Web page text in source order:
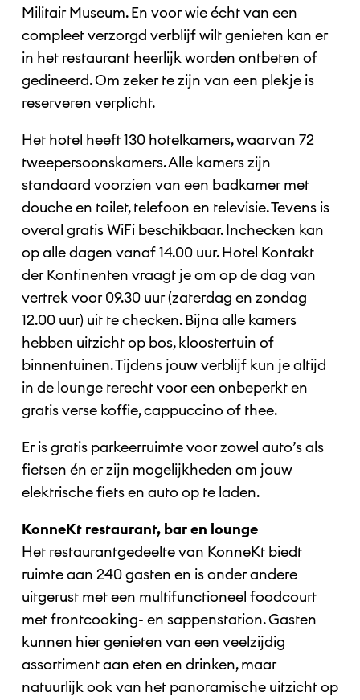
Militair Museum. En voor wie écht van een
compleet verzorgd verblijf wilt genieten kan er
in het restaurant heerlijk worden ontbeten of
gedineerd. Om zeker te zijn van een plekje is
reserveren verplicht.
Het hotel heeft 130 hotelkamers, waarvan 72
tweepersoonskamers. Alle kamers zijn
standaard voorzien van een badkamer met
douche en toilet, telefoon en televisie. Tevens is
overal gratis WiFi beschikbaar. Inchecken kan
op alle dagen vanaf 14.00 uur. Hotel Kontakt
der Kontinenten vraagt je om op de dag van
vertrek voor 09.30 uur (zaterdag en zondag
12.00 uur) uit te checken. Bijna alle kamers
hebben uitzicht op bos, kloostertuin of
binnentuinen. Tijdens jouw verblijf kun je altijd
in de lounge terecht voor een onbeperkt en
gratis verse koffie, cappuccino of thee.
Er is gratis parkeerruimte voor zowel auto’s als
fietsen én er zijn mogelijkheden om jouw
elektrische fiets en auto op te laden.
KonneKt restaurant, bar en lounge
Het restaurantgedeelte van KonneKt biedt
ruimte aan 240 gasten en is onder andere
uitgerust met een multifunctioneel foodcourt
met frontcooking- en sappenstation. Gasten
kunnen hier genieten van een veelzijdig
assortiment aan eten en drinken, maar
natuurlijk ook van het panoramische uitzicht op